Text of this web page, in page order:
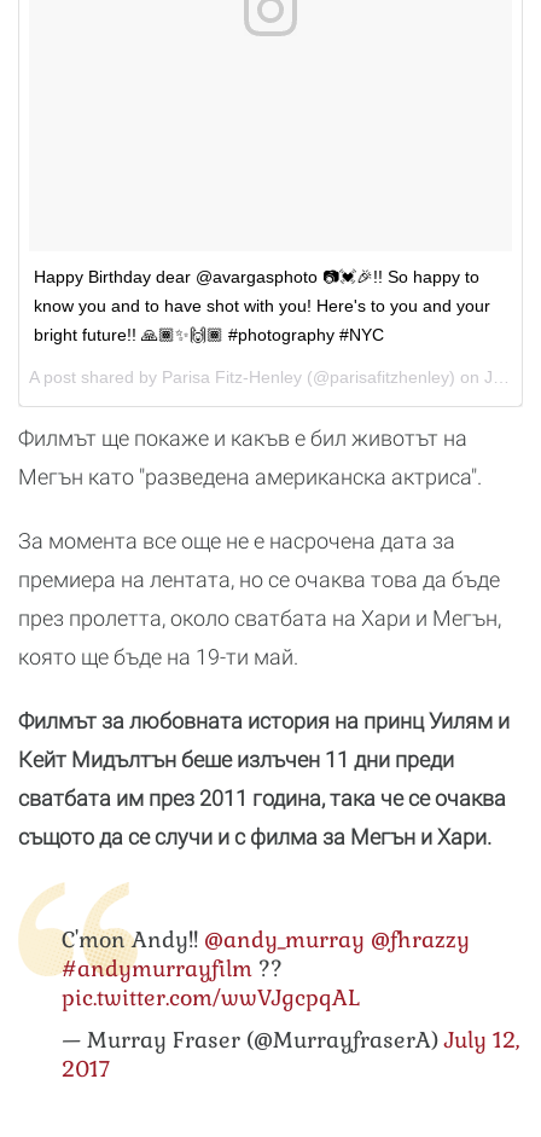
Happy Birthday dear @avargasphoto 📷💓🎉!! So happy to
know you and to have shot with you! Here's to you and your
bright future!! 🙏🏾✨🙌🏾 #photography #NYC
A post shared by Parisa Fitz-Henley (@parisafitzhenley) on Jun 26, 2017 at 9:02pm PDT
Филмът ще покаже и какъв е бил животът на
Мегън като "разведена американска актриса".
За момента все още не е насрочена дата за
премиера на лентата, но се очаква това да бъде
през пролетта, около сватбата на Хари и Мегън,
която ще бъде на 19-ти май.
Филмът за любовната история на принц Уилям и
Кейт Мидълтън беше излъчен 11 дни преди
сватбата им през 2011 година, така че се очаква
същото да се случи и с филма за Мегън и Хари.
C'mon Andy!! @andy_murray @fhrazzy
#andymurrayfilm ??
pic.twitter.com/wwVJgcpqAL
— Murray Fraser (@MurrayfraserA)July 12,
2017